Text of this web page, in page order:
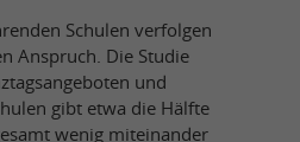
Schulen verfolgen
Anspruch. Die Studie
und
gibt etwa die Hälfte
wenig miteinander